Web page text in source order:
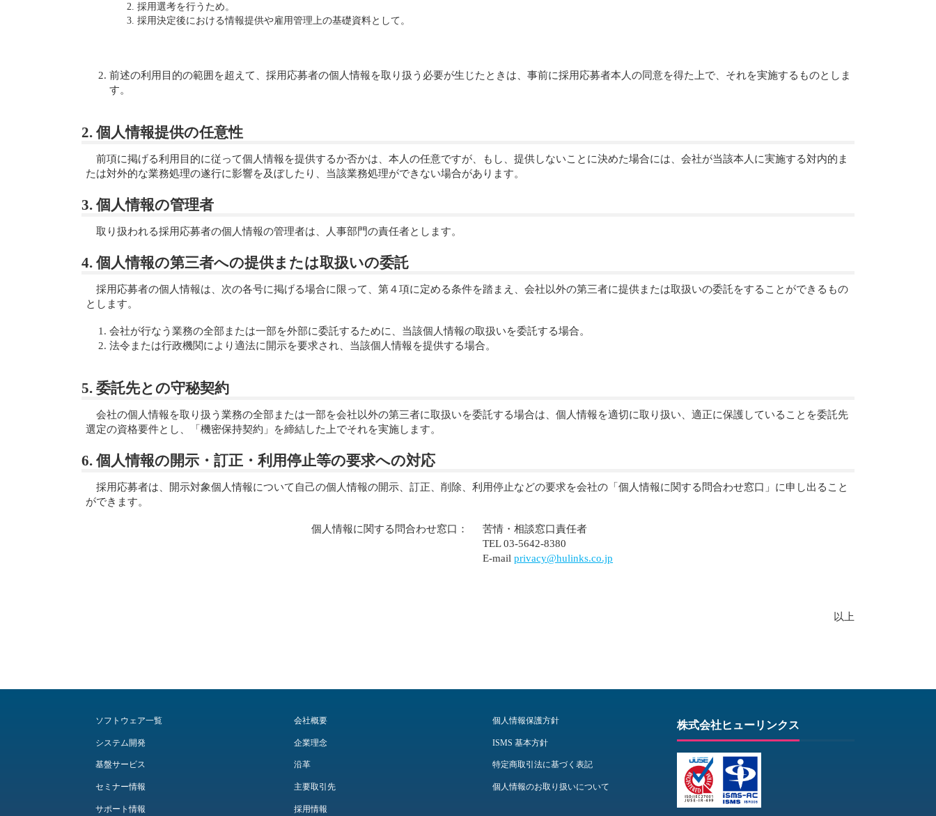
採用選考を行うため。
採用決定後における情報提供や雇用管理上の基礎資料として。
前述の利用目的の範囲を超えて、採用応募者の個人情報を取り扱う必要が生じたときは、事前に採用応募者本人の同意を得た上で、それを実施するものとしま
す。
2. 個人情報提供の任意性
前項に掲げる利用目的に従って個人情報を提供するか否かは、本人の任意ですが、もし、提供しないことに決めた場合には、会社が当該本人に実施する対内的ま
たは対外的な業務処理の遂行に影響を及ぼしたり、当該業務処理ができない場合があります。
3. 個人情報の管理者
取り扱われる採用応募者の個人情報の管理者は、人事部門の責任者とします。
4. 個人情報の第三者への提供または取扱いの委託
採用応募者の個人情報は、次の各号に掲げる場合に限って、第４項に定める条件を踏まえ、会社以外の第三者に提供または取扱いの委託をすることができるもの
とします。
会社が行なう業務の全部または一部を外部に委託するために、当該個人情報の取扱いを委託する場合。
法令または行政機関により適法に開示を要求され、当該個人情報を提供する場合。
5. 委託先との守秘契約
会社の個人情報を取り扱う業務の全部または一部を会社以外の第三者に取扱いを委託する場合は、個人情報を適切に取り扱い、適正に保護していることを委託先
選定の資格要件とし、「機密保持契約」を締結した上でそれを実施します。
6. 個人情報の開示・訂正・利用停止等の要求への対応
採用応募者は、開示対象個人情報について自己の個人情報の開示、訂正、削除、利用停止などの要求を会社の「個人情報に関する問合わせ窓口」に申し出ること
ができます。
個人情報に関する問合わせ窓口：
苦情・相談窓口責任者
TEL 03-5642-8380
E-mailprivacy@hulinks.co.jp
以上
ソフトウェア一覧
システム開発
基盤サービス
セミナー情報
サポート情報
会社概要
企業理念
沿革
主要取引先
採用情報
個人情報保護方針
ISMS 基本方針
特定商取引法に基づく表記
個人情報のお取り扱いについて
株式会社ヒューリンクス